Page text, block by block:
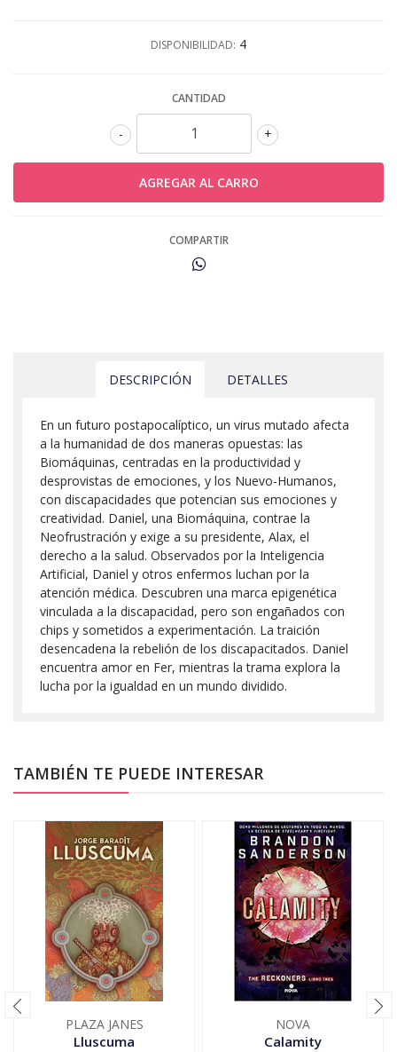
DISPONIBILIDAD: 4
CANTIDAD
+
-
COMPARTIR
DESCRIPCIÓN DETALLES
En un futuro postapocalíptico, un virus mutado afecta
a la humanidad de dos maneras opuestas: las
Biomáquinas, centradas en la productividad y
desprovistas de emociones, y los Nuevo-Humanos,
con discapacidades que potencian sus emociones y
creatividad. Daniel, una Biomáquina, contrae la
Neofrustración y exige a su presidente, Alax, el
derecho a la salud. Observados por la Inteligencia
Artificial, Daniel y otros enfermos luchan por la
atención médica. Descubren una marca epigenética
vinculada a la discapacidad, pero son engañados con
chips y sometidos a experimentación. La traición
desencadena la rebelión de los discapacitados. Daniel
encuentra amor en Fer, mientras la trama explora la
lucha por la igualdad en un mundo dividido.
TAMBIÉN TE PUEDE INTERESAR
PLAZA JANES
Lluscuma
NOVA
Calamity